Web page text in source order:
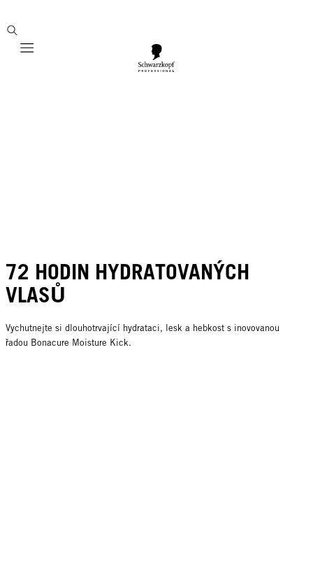
Mobile navigation
72 HODIN HYDRATOVANÝCH
VLASŮ
Vychutnejte si dlouhotrvající hydrataci, lesk a hebkost s inovovanou
řadou Bonacure Moisture Kick.